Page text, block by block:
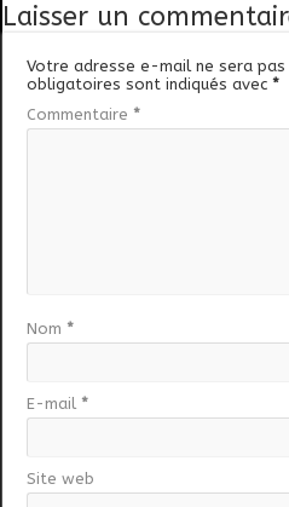
Laisser un
Votre adresse e-mail ne sera pas
obligatoires sont indiqués avec*
Commentaire *
Nom *
E-mail *
Site web